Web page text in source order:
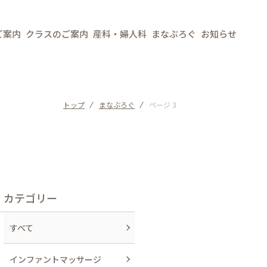
案内 クラスのご案内 産科・婦人科 まなぶろぐ お知らせ
トップ まなぶろぐ ページ 3
カテゴリー
すべて
インファントマッサージ